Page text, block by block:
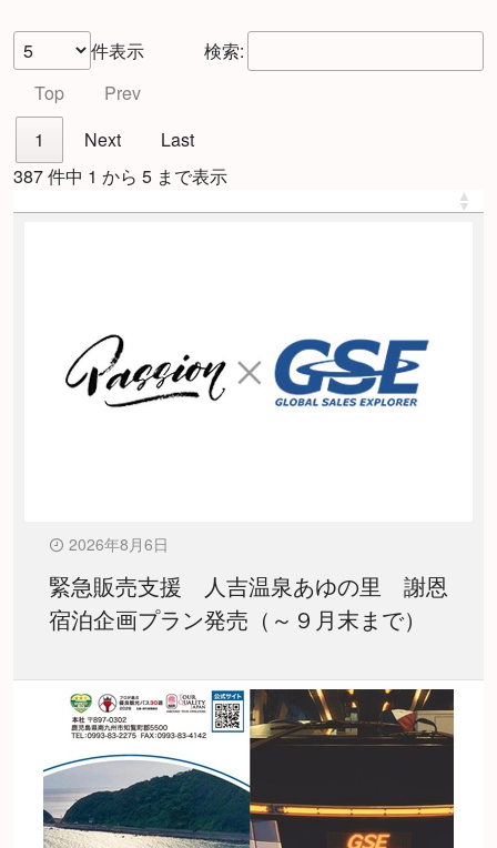
件表示
検索:
Top
Prev
1
Next
Last
387 件中 1 から 5 まで表示
2026年8月6日
緊急販売支援 人吉温泉あゆの里 謝恩
宿泊企画プラン発売（～９月末まで）